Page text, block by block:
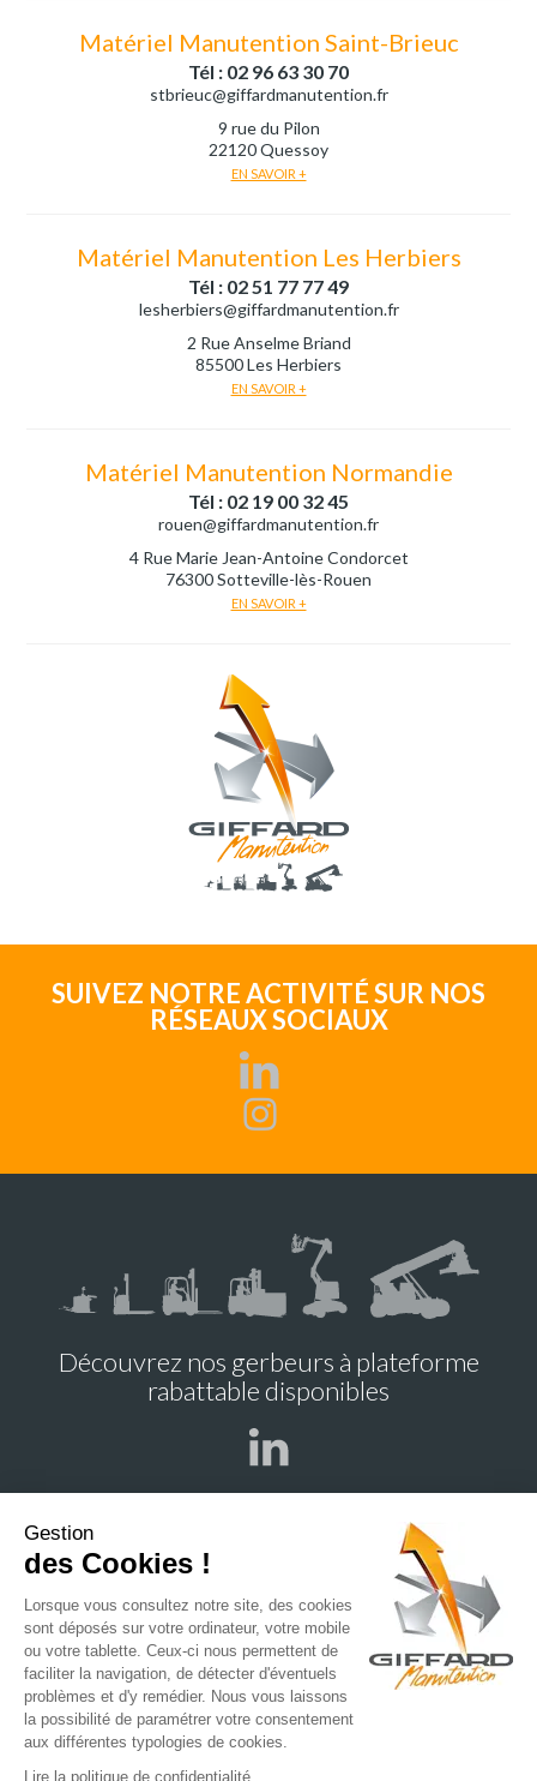
Matériel Manutention Saint-Brieuc
Tél : 02 96 63 30 70
stbrieuc@giffardmanutention.fr
9 rue du Pilon
22120 Quessoy
EN SAVOIR +
Matériel Manutention Les Herbiers
Tél : 02 51 77 77 49
lesherbiers@giffardmanutention.fr
2 Rue Anselme Briand
85500 Les Herbiers
EN SAVOIR +
Matériel Manutention Normandie
Tél : 02 19 00 32 45
rouen@giffardmanutention.fr
4 Rue Marie Jean-Antoine Condorcet
76300 Sotteville-lès-Rouen
EN SAVOIR +
SUIVEZ NOTRE ACTIVITÉ SUR NOS
RÉSEAUX SOCIAUX
Découvrez nos gerbeurs à plateforme
rabattable disponibles
ENTREPRISE
NOS AGENCES
NOS PARTENAIRES
NOS ACTUALITÉS
NOS RECRUTEMENTS
Gestion
des Cookies !
Lorsque vous consultez notre site, des cookies
sont déposés sur votre ordinateur, votre mobile
ou votre tablette. Ceux-ci nous permettent de
faciliter la navigation, de détecter d'éventuels
problèmes et d'y remédier. Nous vous laissons
la possibilité de paramétrer votre consentement
aux différentes typologies de cookies.
Lire la politique de confidentialité